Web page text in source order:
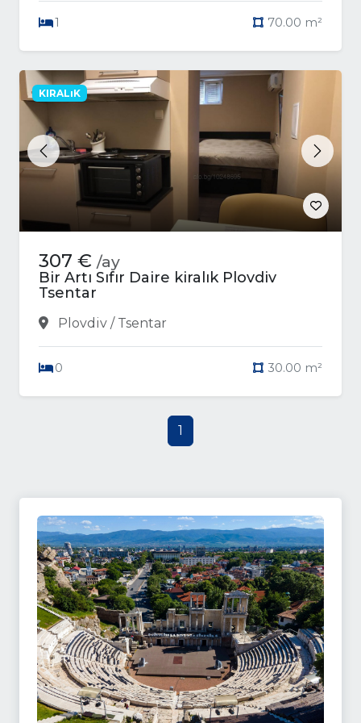
1 70.00 m²
Previous Next
KIRALıK
307 € /ay
Bir Artı Sıfır Daire kiralık Plovdiv
Tsentar
Plovdiv / Tsentar
0 30.00 m²
1